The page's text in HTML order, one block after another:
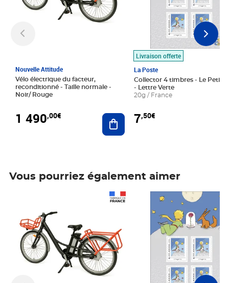
Nouvelle Attitude
Vélo électrique du facteur,
reconditionné - Taille normale -
Noir/ Rouge
1 490,00€ Ajouter au panier
Livraison offerte
La Poste
Collector 4 timbres - Le Petit
- Lettre Verte
20g / France
7,50€
Vous pourriez également aimer
Prix 7,50€